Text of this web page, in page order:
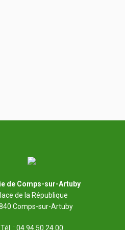
de Comps-sur-Artuby
de la République
Comps-sur-Artuby
Tél. : 04 94 50 24 00